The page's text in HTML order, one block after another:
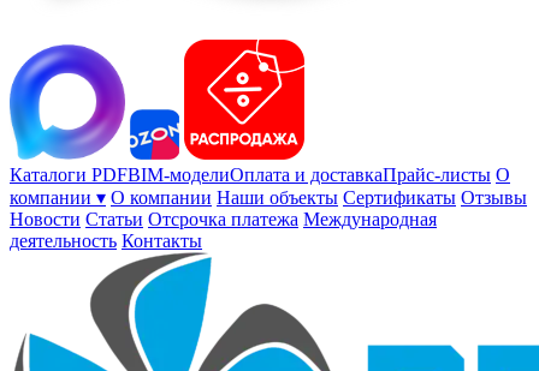
Каталоги PDFBIM-моделиОплата и доставкаПрайс-листы О
компании ▾ О компании Наши объекты Сертификаты Отзывы
Новости Статьи Отсрочка платежа Международная
деятельность Контакты